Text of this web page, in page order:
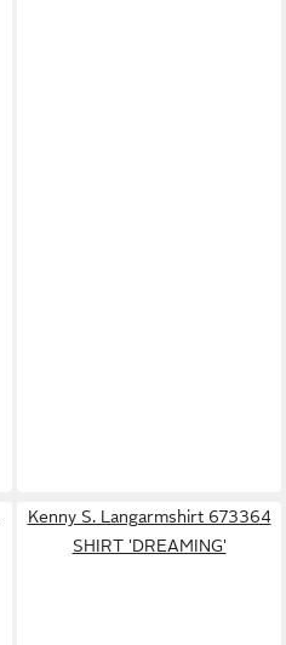
Kenny S. Langarmshirt 673364
SHIRT 'DREAMING'